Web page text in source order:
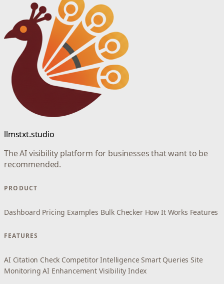
llmstxt.studio
The AI visibility platform for businesses that want to be
recommended.
PRODUCT
Dashboard Pricing Examples Bulk Checker How It Works Features
FEATURES
AI Citation Check Competitor Intelligence Smart Queries Site
Monitoring AI Enhancement Visibility Index